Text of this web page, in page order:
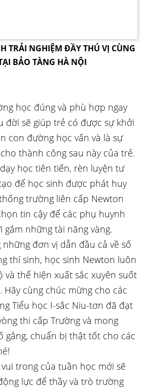
TRẢI NGHIỆM ĐẦY THÚ VỊ CÙNG
BẢO TÀNG HÀ NỘI
học đúng và phù hợp ngay
đời sẽ giúp trẻ có được sự khởi
con đường học vấn và là sự
thành công sau này của trẻ.
học tiên tiến, rèn luyện tư
để học sinh được phát huy
trường liên cấp Newton
tin cậy để các phụ huynh
gắm những tài năng vàng.
đơn vị dẫn đầu cả về số
thí sinh, học sinh Newton luôn
và thể hiện xuất sắc xuyên suốt
Hãy cùng chúc mừng cho các
Tiểu học I-sắc Niu-tơn đã đạt
thi cấp Trường và mong
gắng, chuẩn bị thật tốt cho các
trong của tuần học mới sẽ
lực để thầy và trò trường